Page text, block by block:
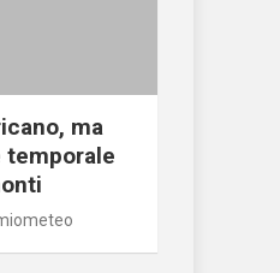
ma
temporale